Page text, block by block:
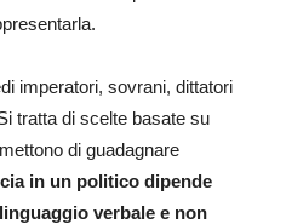
imperatori, sovrani, dittatori
tratta di scelte basate su
di guadagnare
in un politico dipende
verbale e non